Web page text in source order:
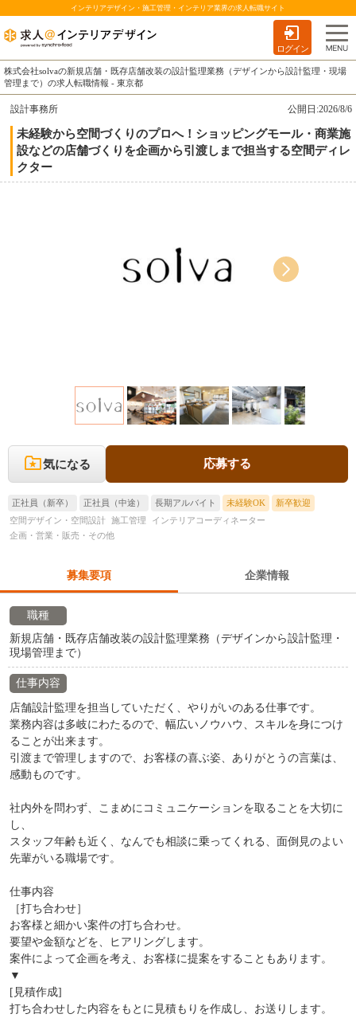
インテリアデザイン・施工管理・インテリア業界の求人転職サイト
ログイン
株式会社solvaの新規店舗・既存店舗改装の設計監理業務（デザインから設計監理・現場
管理まで）の求人転職情報 - 東京都
設計事務所 公開日:2026/8/6
未経験から空間づくりのプロへ！ショッピングモール・商業施
設などの店舗づくりを企画から引渡しまで担当する空間ディレ
クター
気になる 応募する
正社員（新卒） 正社員（中途） 長期アルバイト 未経験OK
新卒歓迎
空間デザイン・空間設計 施工管理
インテリアコーディネーター
企画・営業・販売・その他
募集要項 企業情報
職種
新規店舗・既存店舗改装の設計監理業務（デザインから設計監理・
現場管理まで）
仕事内容
店舗設計監理を担当していただく、やりがいのある仕事です。
業務内容は多岐にわたるので、幅広いノウハウ、スキルを身につけ
ることが出来ます。
引渡まで管理しますので、お客様の喜ぶ姿、ありがとうの言葉は、
感動ものです。
社内外を問わず、こまめにコミュニケーションを取ることを大切に
し、
スタッフ年齢も近く、なんでも相談に乗ってくれる、面倒見のよい
先輩がいる職場です。
仕事内容
［打ち合わせ］
お客様と細かい案件の打ち合わせ。
要望や金額などを、ヒアリングします。
案件によって企画を考え、お客様に提案をすることもあります。
▼
[見積作成]
打ち合わせした内容をもとに見積もりを作成し、お送りします。